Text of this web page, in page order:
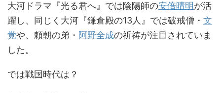
大河ドラマ『光る君へ』では陰陽師の安倍晴明が活
躍し、同じく大河『鎌倉殿の13人』では破戒僧・ 文
覚や、頼朝の弟・ 阿野全成の祈祷が注目されていま
した。
では戦国時代は？